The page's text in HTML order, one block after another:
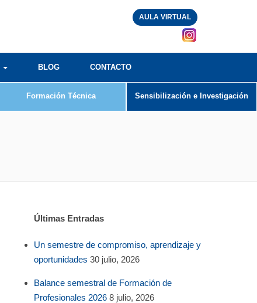
AULA VIRTUAL
BLOG CONTACTO
Formación Técnica Sensibilización e Investigación
Últimas Entradas
Un semestre de compromiso, aprendizaje y
oportunidades 30 julio, 2026
Balance semestral de Formación de
Profesionales 2026 8 julio, 2026